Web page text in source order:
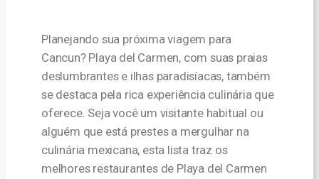
Planejando sua próxima viagem para
Cancun? Playa del Carmen, com suas praias
deslumbrantes e ilhas paradisíacas, também
se destaca pela rica experiência culinária que
oferece. Seja você um visitante habitual ou
alguém que está prestes a mergulhar na
culinária mexicana, esta lista traz os
melhores restaurantes de Playa del Carmen